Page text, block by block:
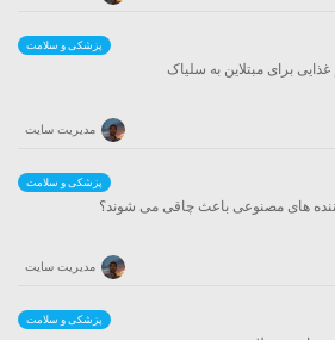
پزشکی و سلامت
برای مبتلاین به سلیاک
مدیریت سایت
پزشکی و سلامت
های مصنوعی باعث چاقی می شوند؟
مدیریت سایت
پزشکی و سلامت